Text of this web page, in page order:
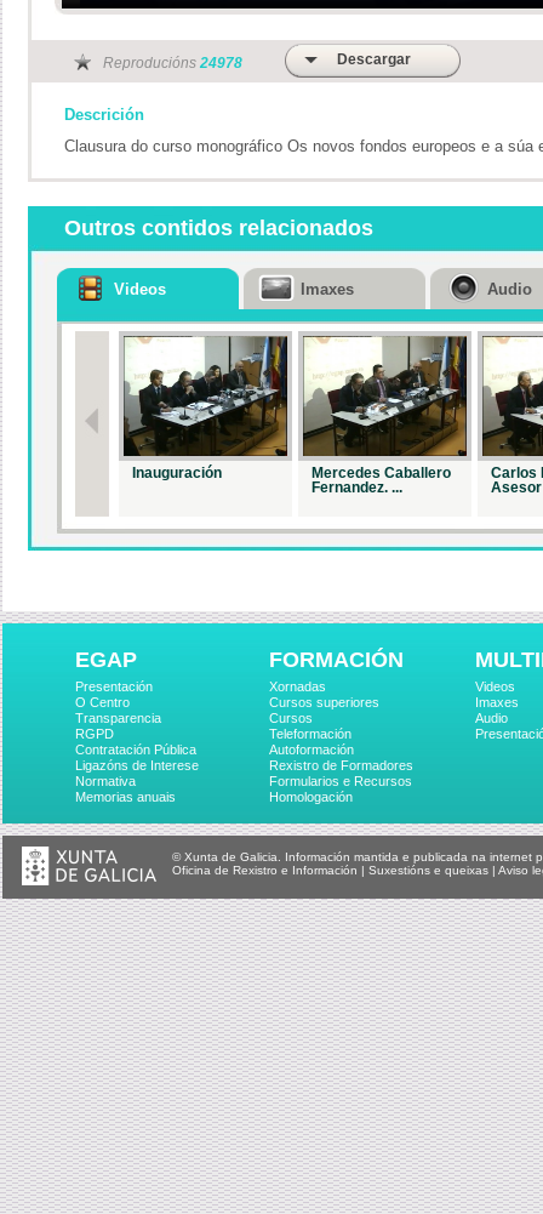
Reproducións 24978 Descargar
Descrición
Clausura do curso monográfico Os novos fondos europeos e a súa
Outros contidos relacionados
Videos
Inauguración
Mercedes Caballero
Fernandez. ...
Carlos
Asesor
Imaxes Audio
EGAP
Presentación
O Centro
Transparencia
RGPD
Contratación Pública
Ligazóns de Interese
Normativa
Memorias anuais
FORMACIÓN
Xornadas
Cursos superiores
Cursos
Teleformación
Autoformación
Rexistro de Formadores
Formularios e Recursos
Homologación
Videos
Imaxes
Audio
© Xunta de Galicia. Información mantida e publicada na internet
Oficina de Rexistro e Información | Suxestións e queixas | Aviso